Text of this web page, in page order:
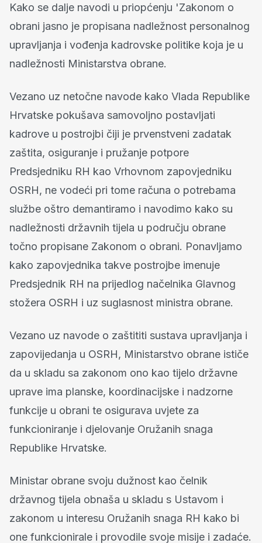
Kako se dalje navodi u priopćenju 'Zakonom o
obrani jasno je propisana nadležnost personalnog
upravljanja i vođenja kadrovske politike koja je u
nadležnosti Ministarstva obrane.
Vezano uz netočne navode kako Vlada Republike
Hrvatske pokušava samovoljno postavljati
kadrove u postrojbi čiji je prvenstveni zadatak
zaštita, osiguranje i pružanje potpore
Predsjedniku RH kao Vrhovnom zapovjedniku
OSRH, ne vodeći pri tome računa o potrebama
službe oštro demantiramo i navodimo kako su
nadležnosti državnih tijela u području obrane
točno propisane Zakonom o obrani. Ponavljamo
kako zapovjednika takve postrojbe imenuje
Predsjednik RH na prijedlog načelnika Glavnog
stožera OSRH i uz suglasnost ministra obrane.
Vezano uz navode o zaštititi sustava upravljanja i
zapovijedanja u OSRH, Ministarstvo obrane ističe
da u skladu sa zakonom ono kao tijelo državne
uprave ima planske, koordinacijske i nadzorne
funkcije u obrani te osigurava uvjete za
funkcioniranje i djelovanje Oružanih snaga
Republike Hrvatske.
Ministar obrane svoju dužnost kao čelnik
državnog tijela obnaša u skladu s Ustavom i
zakonom u interesu Oružanih snaga RH kako bi
one funkcionirale i provodile svoje misije i zadaće.